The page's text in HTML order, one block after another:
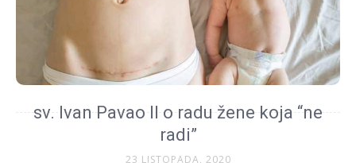
sv. Ivan Pavao II o radu žene koja “ne
radi”
23 LISTOPADA, 2020